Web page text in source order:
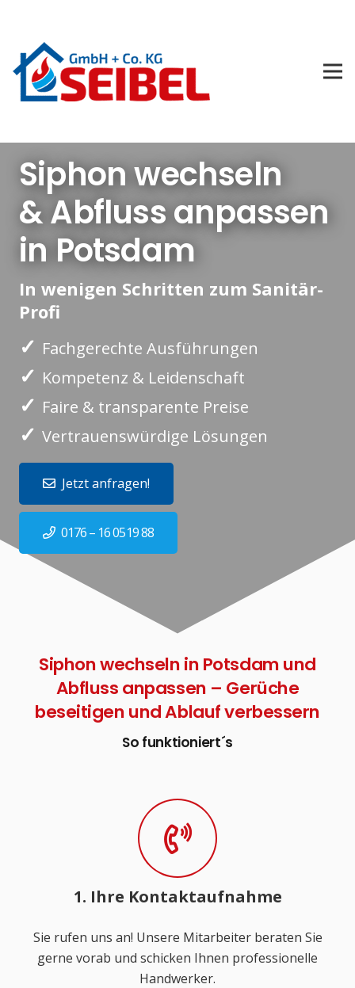
Siphon wechseln
& Abfluss anpassen
in Potsdam
In wenigen Schritten zum Sanitär-
Profi
✓ Fachgerechte Ausführungen
✓ Kompetenz & Leidenschaft
✓ Faire & transparente Preise
✓ Vertrauenswürdige Lösungen
Jetzt anfragen!
0176 – 16 0519 88
Siphon wechseln in Potsdam und
Abfluss anpassen – Gerüche
beseitigen und Ablauf verbessern
So funktioniert´s
1. Ihre Kontaktaufnahme
Sie rufen uns an! Unsere Mitarbeiter beraten Sie
gerne vorab und schicken Ihnen professionelle
Handwerker.